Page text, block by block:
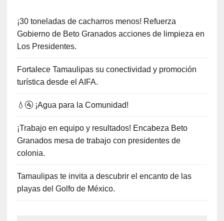
¡30 toneladas de cacharros menos! Refuerza
Gobierno de Beto Granados acciones de limpieza en
Los Presidentes.
Fortalece Tamaulipas su conectividad y promoción
turística desde el AIFA.
💧🚰 ¡Agua para la Comunidad!
¡Trabajo en equipo y resultados! Encabeza Beto
Granados mesa de trabajo con presidentes de
colonia.
Tamaulipas te invita a descubrir el encanto de las
playas del Golfo de México.